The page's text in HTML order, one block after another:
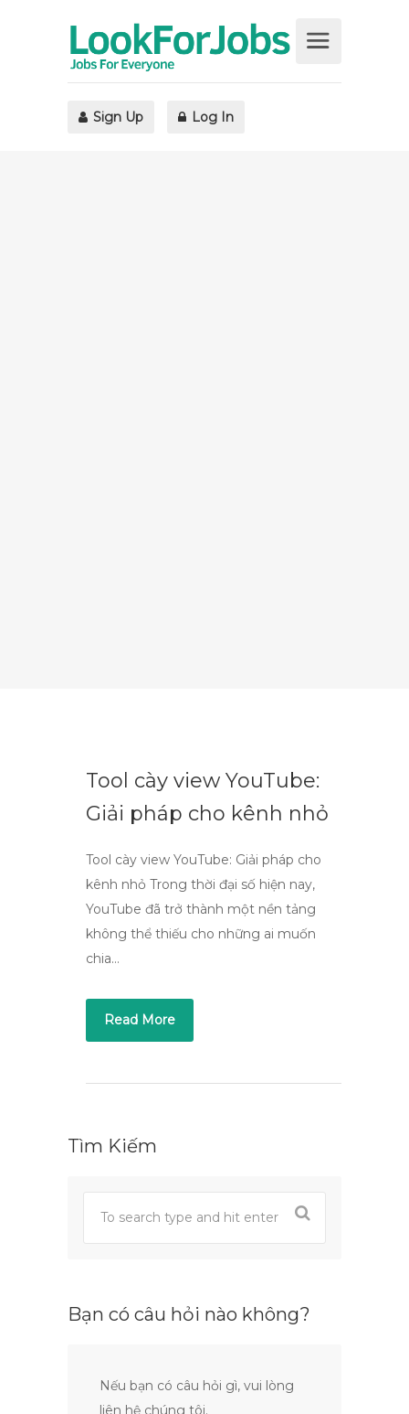
Sign Up Log In
Tool cày view YouTube:
Giải pháp cho kênh nhỏ
Tool cày view YouTube: Giải pháp cho
kênh nhỏ Trong thời đại số hiện nay,
YouTube đã trở thành một nền tảng
không thể thiếu cho những ai muốn
chia…
Read More
Tìm Kiếm
Bạn có câu hỏi nào không?
Nếu bạn có câu hỏi gì, vui lòng
liên hệ chúng tôi.